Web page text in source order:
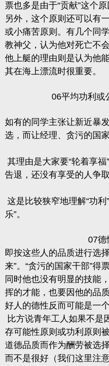
票也多是由于“贡献”这个原
另外，这个原则还可以有
或小痛苦原则。有几个同
教神父，认为他对死亡不
他上艇的理由则是认为他
其在海上漂流时很重要。
06平均功利或
如有的同学主张让新近暴
选，而让经理、贪污的国
其理由是大家要“轮着享
告退，还没有享受的人争
这是比较狭窄地理解“功
乐”。
07德
即按这些人的品质进行选
来”。“贪污的国家干部”得
同时他也没有明显的技能
挥的才能，也要因他的品
好人的德性反而可能是一
比方说青年工人如果不是
存可能性原则或功利原则
道德品质而作为酬劳被选
而不是很好（我们这里注